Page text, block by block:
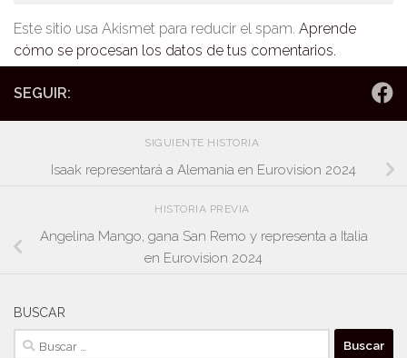
Este sitio usa Akismet para reducir el spam. Aprende
cómo se procesan los datos de tus comentarios.
SEGUIR:
SIGUIENTE HISTORIA
Isaak representará a Alemania en Eurovision 2024
HISTORIA PREVIA
Angelina Mango, gana San Remo y representa a Italia
en Eurovision 2024
BUSCAR
Buscar: